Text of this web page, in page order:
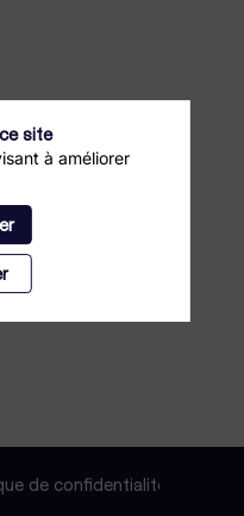
de confidentialité
site
à améliorer